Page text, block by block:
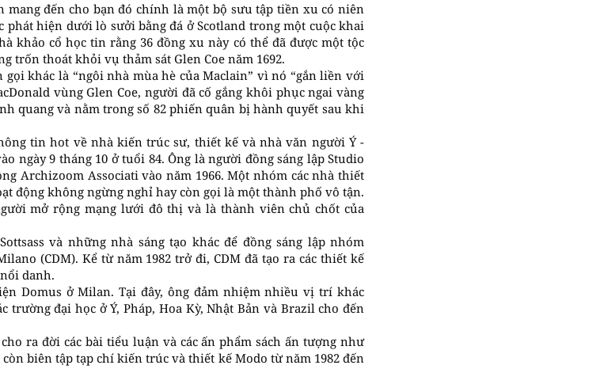
đến cho bạn đó chính là một bộ sưu tập tiền xu có niên
phát hiện dưới lò sưởi bằng đá ở Scotland trong một cuộc khai
khảo cổ học tin rằng 36 đồng xu này có thể đã được một tộc
trốn thoát khỏi vụ thảm sát Glen Coe năm 1692.
gọi khác là “ngôi nhà mùa hè của Maclain” vì nó “gắn liền với
vùng Glen Coe, người đã cố gắng khôi phục ngai vàng
quang và nằm trong số 82 phiến quân bị hành quyết sau khi
tin hot về nhà kiến trúc sư, thiết kế và nhà văn người Ý -
ngày 9 tháng 10 ở tuổi 84. Ông là người đồng sáng lập Studio
Archizoom Associati vào năm 1966. Một nhóm các nhà thiết
động không ngừng nghỉ hay còn gọi là một thành phố vô tận.
mở rộng mạng lưới đô thị và là thành viên chủ chốt của
và những nhà sáng tạo khác để đồng sáng lập nhóm
(CDM). Kể từ năm 1982 trở đi, CDM đã tạo ra các thiết kế
danh.
Domus ở Milan. Tại đây, ông đảm nhiệm nhiều vị trí khác
trường đại học ở Ý, Pháp, Hoa Kỳ, Nhật Bản và Brazil cho đến
ra đời các bài tiểu luận và các ấn phẩm sách ấn tượng như
biên tập tạp chí kiến ​​trúc và thiết kế Modo từ năm 1982 đến